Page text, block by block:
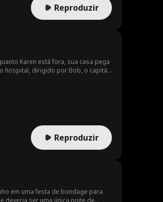
Reproduzir
Karen está fora, sua casa pega
Reproduzir
em uma festa de bondage para
deveria ser uma única noite de